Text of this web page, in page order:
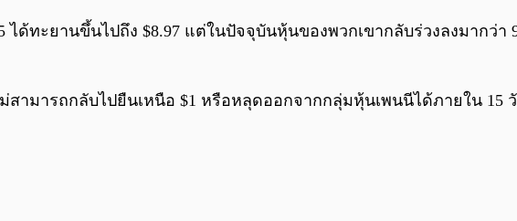
ด้ทะยานขึ้นไปถึง $8.97 แต่ในปัจจุบันหุ้นของพวกเขากลับร่วงลงมากว่า
สามารถกลับไปยืนเหนือ $1 หรือหลุดออกจากกลุ่มหุ้นเพนนีได้ภายใน 15